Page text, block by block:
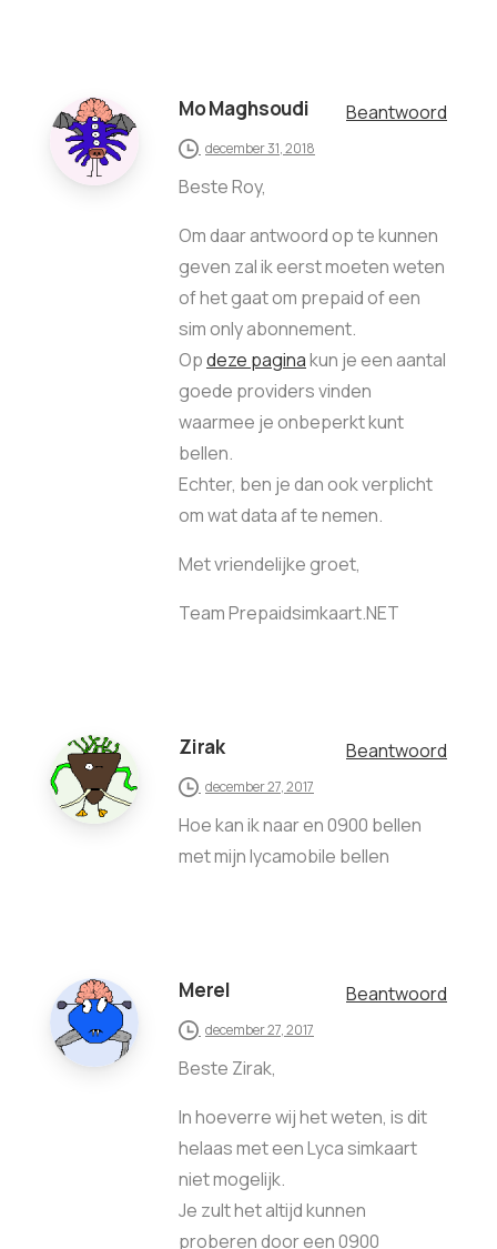
Mo Maghsoudi Beantwoord
december 31, 2018
Beste Roy,
Om daar antwoord op te kunnen
geven zal ik eerst moeten weten
of het gaat om prepaid of een
sim only abonnement.
Opdeze paginakun je een aantal
goede providers vinden
waarmee je onbeperkt kunt
bellen.
Echter, ben je dan ook verplicht
om wat data af te nemen.
Met vriendelijke groet,
Team Prepaidsimkaart.NET
Zirak Beantwoord
december 27, 2017
Hoe kan ik naar en 0900 bellen
met mijn lycamobile bellen
Merel Beantwoord
december 27, 2017
Beste Zirak,
In hoeverre wij het weten, is dit
helaas met een Lyca simkaart
niet mogelijk.
Je zult het altijd kunnen
proberen door een 0900